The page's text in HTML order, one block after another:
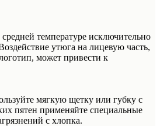
температуре исключительно
утюга на лицевую часть,
может привести к
мягкую щетку или губку с
пятен применяйте специальные
с хлопка.